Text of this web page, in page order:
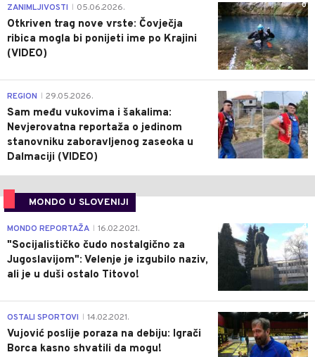
0
ZANIMLJIVOSTI 05.06.2026.
Otkriven trag nove vrste: Čovječja
ribica mogla bi ponijeti ime po Krajini
(VIDEO)
0
REGION 29.05.2026.
Sam među vukovima i šakalima:
Nevjerovatna reportaža o jedinom
stanovniku zaboravljenog zaseoka u
Dalmaciji (VIDEO)
MONDO U SLOVENIJI
4
MONDO REPORTAŽA 16.02.2021.
"Socijalističko čudo nostalgično za
Jugoslavijom": Velenje je izgubilo naziv,
ali je u duši ostalo Titovo!
1
OSTALI SPORTOVI 14.02.2021.
Vujović poslije poraza na debiju: Igrači
Borca kasno shvatili da mogu!